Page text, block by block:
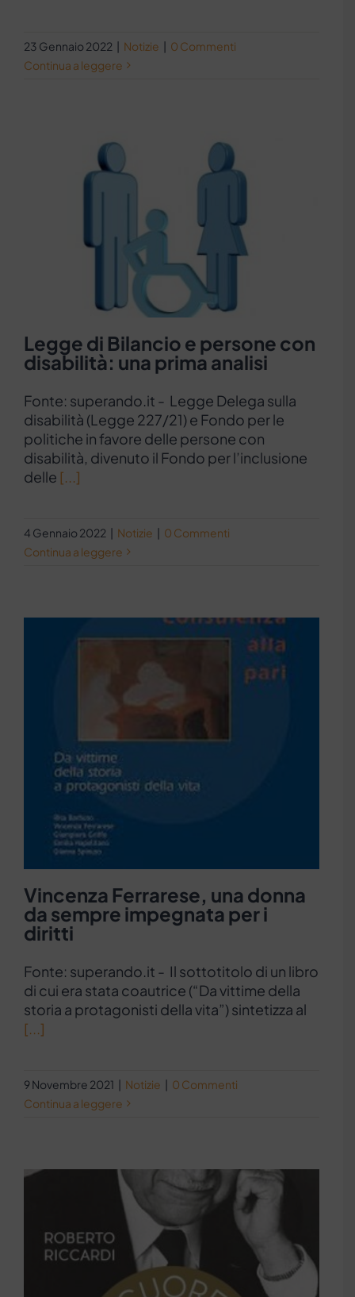
23 Gennaio 2022 | Notizie | 0 Commenti
Continua a leggere
Legge di Bilancio e persone con
disabilità: una prima analisi
Fonte: superando.it - Legge Delega sulla
disabilità (Legge 227/21) e Fondo per le
politiche in favore delle persone con
disabilità, divenuto il Fondo per l’inclusione
delle [...]
4 Gennaio 2022 Notizie
0 Commenti
Continua a leggere
Vincenza Ferrarese, una donna
da sempre impegnata per i
diritti
Fonte: superando.it - Il sottotitolo di un libro
di cui era stata coautrice (“Da vittime della
storia a protagonisti della vita”) sintetizza al
[...]
9 Novembre 2021 | Notizie | 0 Commenti
Continua a leggere